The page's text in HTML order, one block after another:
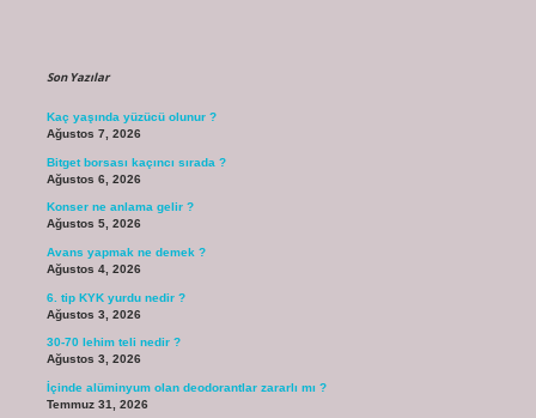
Son Yazılar
Kaç yaşında yüzücü olunur ?
Ağustos 7, 2026
Bitget borsası kaçıncı sırada ?
Ağustos 6, 2026
Konser ne anlama gelir ?
Ağustos 5, 2026
Avans yapmak ne demek ?
Ağustos 4, 2026
6. tip KYK yurdu nedir ?
Ağustos 3, 2026
30-70 lehim teli nedir ?
Ağustos 3, 2026
İçinde alüminyum olan deodorantlar zararlı mı ?
Temmuz 31, 2026